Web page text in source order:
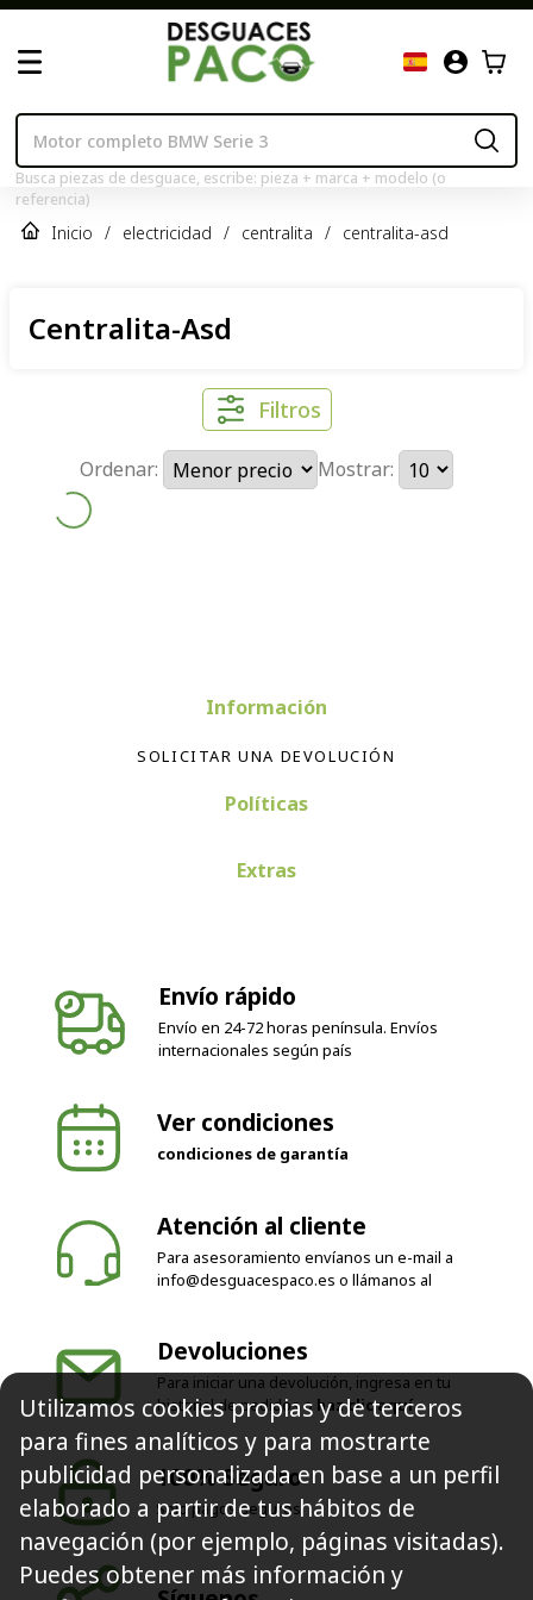
Busca piezas de desguace, escribe: pieza + marca + modelo (o
referencia)
Inicio / electricidad / centralita / centralita-asd
Centralita-Asd
Filtros
Ordenar: Mostrar:
SOLICITAR UNA DEVOLUCIÓN
Políticas
Envío en 24-72 horas península. Envíos
internacionales según país
condiciones de garantía
Para asesoramiento envíanos un e-mail a
info@desguacespaco.es o llámanos al
Para iniciar una devolución, ingresa en tu
historial de pedidos o
100% Seguro
Solo pagos seguros
Síguenos
Utilizamos cookies propias y de terceros
para fines analíticos y para mostrarte
publicidad personalizada en base a un perfil
elaborado a partir de tus hábitos de
navegación (por ejemplo, páginas visitadas).
Puedes obtener más información y